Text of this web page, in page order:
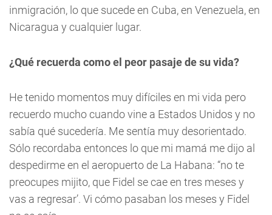
inmigración, lo que sucede en Cuba, en Venezuela, en
Nicaragua y cualquier lugar.
¿Qué recuerda como el peor pasaje de su vida?
He tenido momentos muy difíciles en mi vida pero
recuerdo mucho cuando vine a Estados Unidos y no
sabía qué sucedería. Me sentía muy desorientado.
Sólo recordaba entonces lo que mi mamá me dijo al
despedirme en el aeropuerto de La Habana: “no te
preocupes mijito, que Fidel se cae en tres meses y
vas a regresar’. Vi cómo pasaban los meses y Fidel